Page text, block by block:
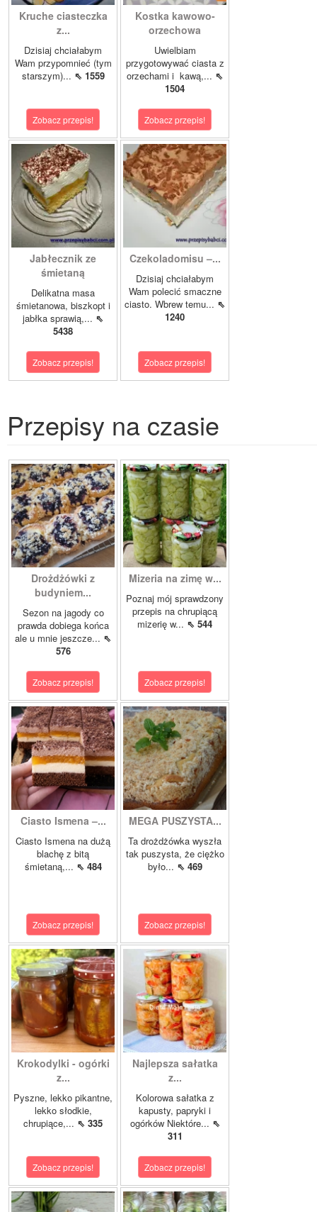
Kruche ciasteczka
z...
Dzisiaj chciałabym
Wam przypomnieć (tym
starszym)... ⇖ 1559
Zobacz przepis!
Kostka kawowo-
orzechowa
Uwielbiam
przygotowywać ciasta z
orzechami i kawą,... ⇖
1504
Zobacz przepis!
Jabłecznik ze
śmietaną
Delikatna masa
śmietanowa, biszkopt i
jabłka sprawią,... ⇖
5438
Zobacz przepis!
Czekoladomisu –...
Dzisiaj chciałabym
Wam polecić smaczne
ciasto. Wbrew temu... ⇖
1240
Zobacz przepis!
Przepisy na czasie
Drożdżówki z
budyniem...
Sezon na jagody co
prawda dobiega końca
ale u mnie jeszcze... ⇖
576
Zobacz przepis!
Mizeria na zimę w...
Poznaj mój sprawdzony
przepis na chrupiącą
mizerię w... ⇖ 544
Zobacz przepis!
Ciasto Ismena –...
Ciasto Ismena na dużą
blachę z bitą
śmietaną,... ⇖ 484
Zobacz przepis!
MEGA PUSZYSTA...
Ta drożdżówka wyszła
tak puszysta, że ciężko
było... ⇖ 469
Zobacz przepis!
Krokodylki - ogórki
z...
Pyszne, lekko pikantne,
lekko słodkie,
chrupiące,... ⇖ 335
Zobacz przepis!
Najlepsza sałatka
z...
Kolorowa sałatka z
kapusty, papryki i
ogórków Niektóre... ⇖
311
Zobacz przepis!